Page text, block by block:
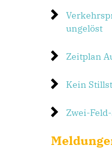
ungelöst
Zeitplan
Kein
Zwei-